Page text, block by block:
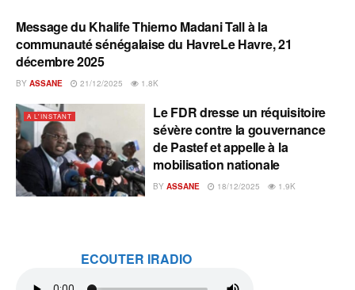
A L'INSTANT
Message du Khalife Thierno Madani Tall à la
communauté sénégalaise du HavreLe Havre, 21
décembre 2025
BY ASSANE 21/12/2025 1.8K
A L'INSTANT
Le FDR dresse un réquisitoire
sévère contre la gouvernance
de Pastef et appelle à la
mobilisation nationale
BY ASSANE 18/12/2025 1.9K
ECOUTER IRADIO